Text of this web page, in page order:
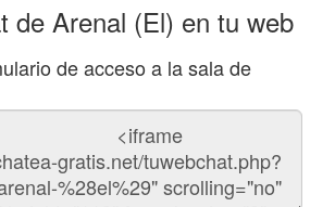
de Arenal (El) en tu web
de acceso a la sala de